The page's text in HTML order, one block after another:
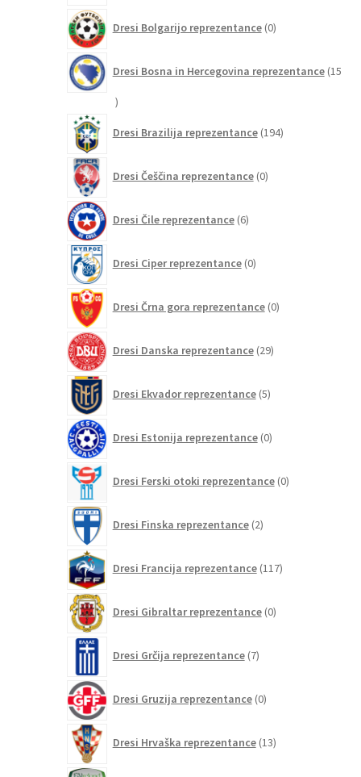
Dresi Bolgarijo reprezentance 0izdelkov
Dresi Bosna in Hercegovina reprezentance 15
15
Dresi Brazilija reprezentance 194izdelkov
Dresi Češčina reprezentance 0izdelkov
Dresi Čile reprezentance 6izdelkov
Dresi Ciper reprezentance 0izdelkov
Dresi Črna gora reprezentance 0izdelkov
Dresi Danska reprezentance 29izdelkov
Dresi Ekvador reprezentance 5izdelkov
Dresi Estonija reprezentance 0izdelkov
Dresi Ferski otoki reprezentance 0izdelkov
Dresi Finska reprezentance 2izdelka
Dresi Francija reprezentance 117izdelkov
Dresi Gibraltar reprezentance 0izdelkov
Dresi Grčija reprezentance 7izdelkov
Dresi Gruzija reprezentance 0izdelkov
Dresi Hrvaška reprezentance 13izdelkov